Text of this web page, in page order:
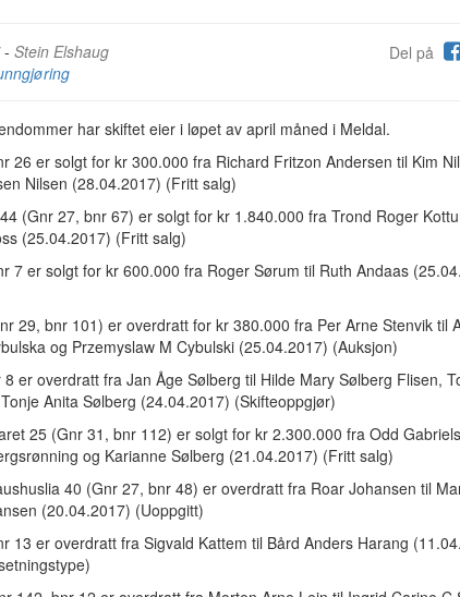
Del på
- Stein Elshaug
har skiftet eier i løpet av april måned i Meldal.
26 er solgt for kr 300.000 fra Richard Fritzon Andersen til Kim
Nilsen (28.04.2017) (Fritt salg)
(Gnr 27, bnr 67) er solgt for kr 1.840.000 fra Trond Roger
(25.04.2017) (Fritt salg)
7 er solgt for kr 600.000 fra Roger Sørum til Ruth Andaas
29, bnr 101) er overdratt for kr 380.000 fra Per Arne Stenvik til
og Przemyslaw M Cybulski (25.04.2017) (Auksjon)
er overdratt fra Jan Åge Sølberg til Hilde Mary Sølberg Flisen,
Anita Sølberg (24.04.2017) (Skifteoppgjør)
25 (Gnr 31, bnr 112) er solgt for kr 2.300.000 fra Odd
og Karianne Sølberg (21.04.2017) (Fritt salg)
40 (Gnr 27, bnr 48) er overdratt fra Roar Johansen til
(20.04.2017) (Uoppgitt)
13 er overdratt fra Sigvald Kattem til Bård Anders Harang